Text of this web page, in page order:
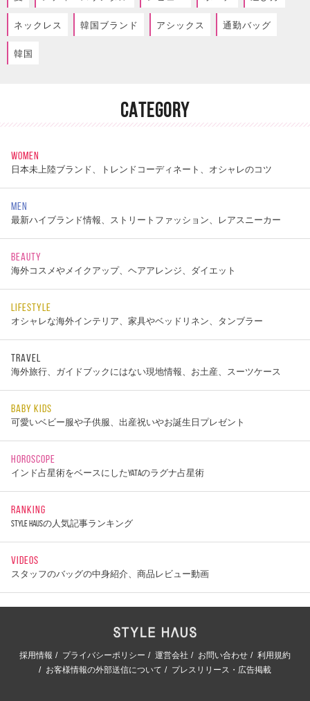
ネックレス 韓国ブランド アシックス 通勤バッグ
韓国
CATEGORY
WOMEN
日本未上陸ブランド、トレンドコーディネート、オシャレのコツ
MEN
最新ハイブランド情報、ストリートファッション、レアスニーカー
BEAUTY
海外コスメやメイクアップ、ヘアアレンジ、ダイエット
LIFESTYLE
オシャレな海外インテリア、家具やベッドリネン、タンブラー
TRAVEL
海外旅行、ガイドブックにはない現地情報、お土産、スーツケース
BABY KIDS
可愛いベビー服や子供服、出産祝いやお誕生日プレゼント
HOROSCOPE
インド占星術をベースにしたYATAのラグナ占星術
RANKING
STYLE HAUSの人気記事ランキング
VIDEOS
スタッフのバッグの中身紹介、商品レビュー動画
採用情報 プライバシーポリシー 運営会社 お問い合わせ
利用規約
お客様情報の外部送信について
プレスリリース・広告掲載